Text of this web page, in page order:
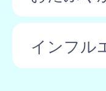
インフル